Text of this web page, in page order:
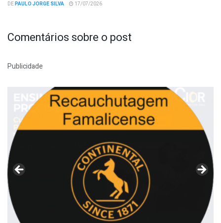
DEPAULO JORGE SILVA 17/07/2026
Comentários sobre o post
Publicidade